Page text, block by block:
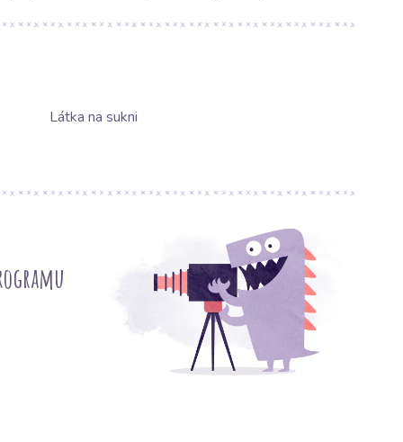
Látka na sukni